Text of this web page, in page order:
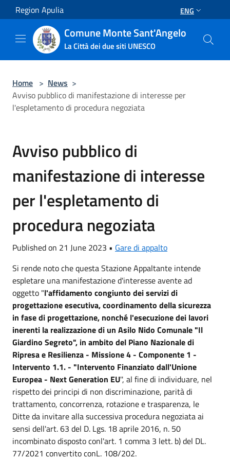
Salta al contenuto principale
Region Apulia ENG
Comune Monte Sant'Angelo
La Città dei due siti UNESCO
Home > News >
Avviso pubblico di manifestazione di interesse per
l'espletamento di procedura negoziata
Avviso pubblico di
manifestazione di interesse
per l'espletamento di
procedura negoziata
Published on 21 June 2023 • Gare di appalto
Si rende noto che questa Stazione Appaltante intende
espletare una manifestazione d'interesse avente ad
oggetto "l'affidamento congiunto dei servizi di
progettazione esecutiva, coordinamento della sicurezza
in fase di progettazione, nonché l'esecuzione dei lavori
inerenti la realizzazione di un Asilo Nido Comunale "Il
Giardino Segreto", in ambito del Piano Nazionale di
Ripresa e Resilienza - Missione 4 - Componente 1 -
Intervento 1.1. - "Intervento Finanziato dall'Unione
Europea - Next Generation EU'', al fine di individuare, nel
rispetto dei principi di non discriminazione, parità di
trattamento, concorrenza, rotazione e trasparenza, le
Ditte da invitare alla successiva procedura negoziata ai
sensi dell'art. 63 del D. Lgs. 18 aprile 2016, n. 50
incombinato disposto conl'art. 1 comma 3 lett. b) del DL.
77/2021 convertito conL. 108/202.